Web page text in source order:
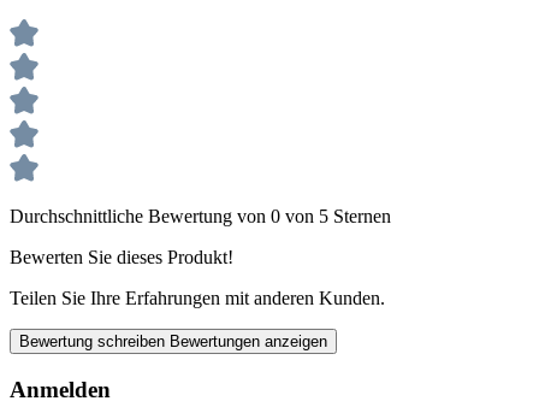
Durchschnittliche Bewertung von 0 von 5 Sternen
Bewerten Sie dieses Produkt!
Teilen Sie Ihre Erfahrungen mit anderen Kunden.
Bewertung schreiben Bewertungen anzeigen
Anmelden